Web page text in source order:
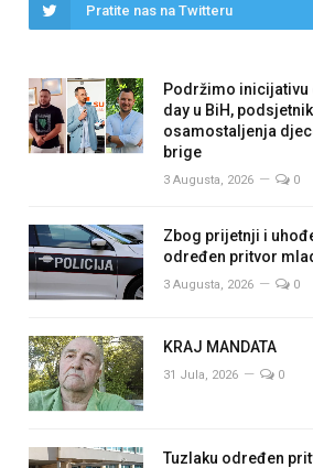
Pratite nas na Twitteru
Podržimo inicijativu
day u BiH,
osamostaljenja
brige
3 Augusta, 2026 0
Zbog prijetnji i
određen pritvor
3 Augusta, 2026 0
KRAJ MANDATA
31 Jula, 2026 0
Tuzlaku određen